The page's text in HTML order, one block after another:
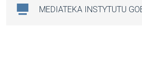
MEDIATEKA INSTYTUTU